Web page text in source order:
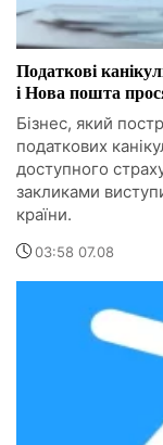
Податкові
і Нова пошта
Бізнес, який
податкових
доступного
закликами
країни.
03:58 07.08